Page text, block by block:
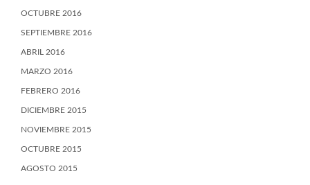
OCTUBRE 2016
SEPTIEMBRE 2016
ABRIL 2016
MARZO 2016
FEBRERO 2016
DICIEMBRE 2015
NOVIEMBRE 2015
OCTUBRE 2015
AGOSTO 2015